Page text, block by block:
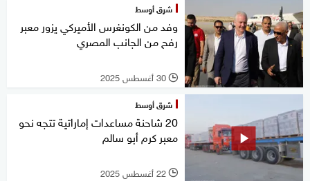
شرق أوسط
وفد من الكونغرس الأميركي يزور معبر
رفح من الجانب المصري
l 30 أغسطس 2025
شرق أوسط
20 شاحنة مساعدات إماراتية تتجه نحو
معبر كرم أبو سالم
l 22 أغسطس 2025